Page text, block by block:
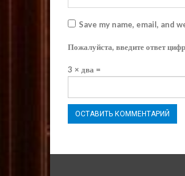
Save my name, email,
Пожалуйста, введите ответ
3 × два =